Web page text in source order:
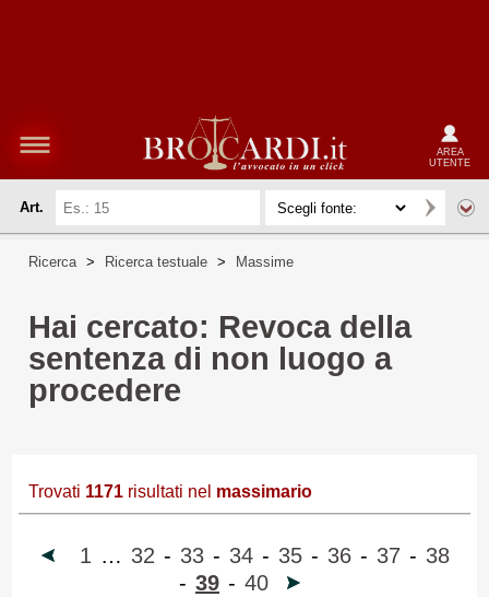
AREA
UTENTE
Art.
Ricerca > Ricerca testuale > Massime
Hai cercato: Revoca della
sentenza di non luogo a
procedere
Trovati 1171 risultati nel massimario
1 … 32 - 33 - 34 - 35 - 36 - 37 - 38
- 39 - 40